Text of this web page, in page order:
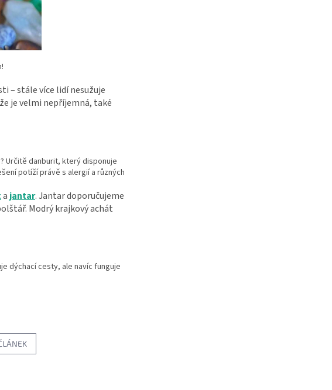
– stále více lidí nesužuje
je velmi nepříjemná, také
Určitě danburit, který disponuje
potíží právě s alergií a různých
a jantar. Jantar doporučujeme
Modrý krajkový achát
dýchací cesty, ale navíc funguje